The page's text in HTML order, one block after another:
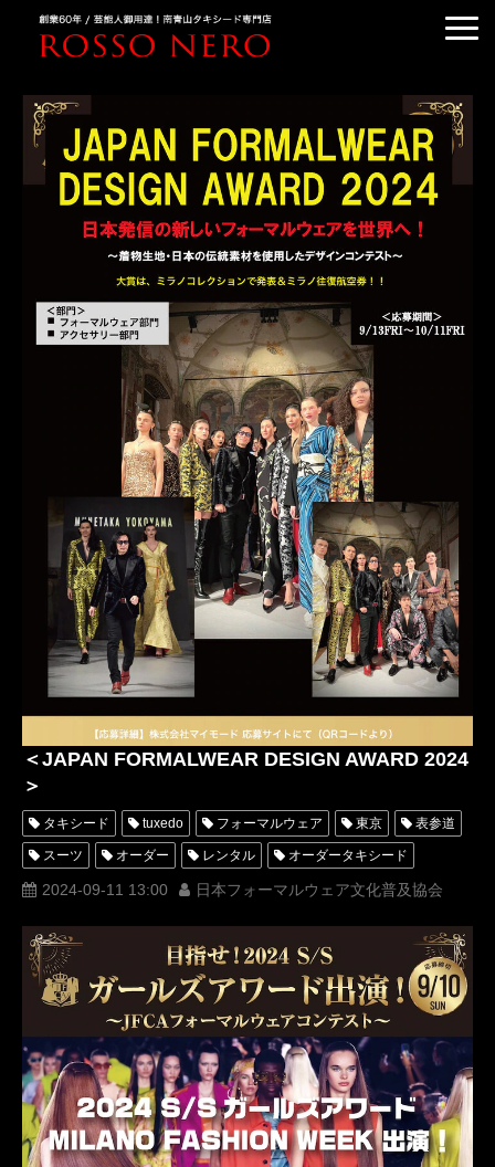
TUXEDO RANKING
KIMONO DRESS
CUSTOMER'S VOICE
COLUMN &BLOG
ABOUT US
ACCESS
＜JAPAN FORMALWEAR DESIGN AWARD 2024
＞
タキシード tuxedo フォーマルウェア 東京 表参道
スーツ オーダー レンタル オーダータキシード
レンタルタキシード ロッソネロ 人気 横山宗生
一般社団法人日本フォーマルウェア文化普及協会 JFCA
IKKO ミスコンテスト ミスターコンテスト
ミスきもの美女 ミスターきもの美男 ミスタータキシード
ミスイブニングドレス オーダータキシード東京 新郎衣装
レンタルタキシード東京 當間ローズ コンテスト
ROSSONERO モデル タキシードオーダー東京
タキシードレンタル東京 タキシード靴 青山 グランプリ
2024-09-11 13:00 日本フォーマルウェア文化普及協会